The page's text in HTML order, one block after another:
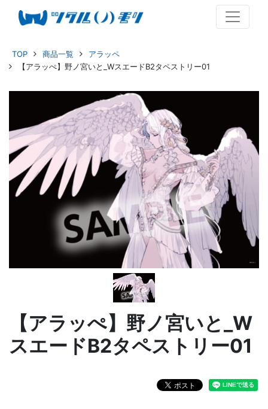
TOP 商品一覧
アラッペ
【アラッぺ】野ノ宮いと_WスエードB2タペストリー01
【アラッぺ】野ノ宮いと_W
スエードB2タペストリー01